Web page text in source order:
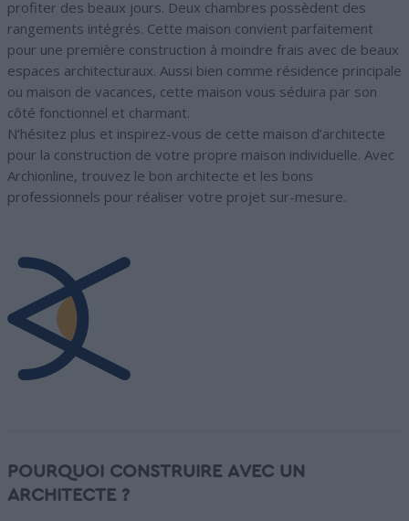
profiter des beaux jours. Deux chambres possèdent des
rangements intégrés. Cette maison convient parfaitement
pour une première construction à moindre frais avec de beaux
espaces architecturaux. Aussi bien comme résidence principale
ou maison de vacances, cette maison vous séduira par son
côté fonctionnel et charmant.
N’hésitez plus et inspirez-vous de cette maison d’architecte
pour la construction de votre propre maison individuelle. Avec
Archionline, trouvez le bon architecte et les bons
professionnels pour réaliser votre projet sur-mesure.
POURQUOI CONSTRUIRE AVEC UN
ARCHITECTE ?